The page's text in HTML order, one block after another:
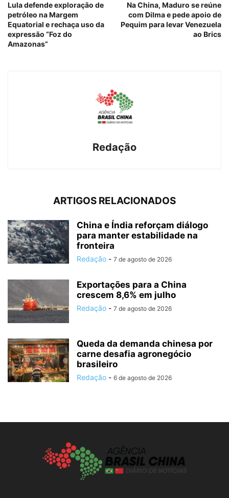
Lula defende exploração de
petróleo na Margem
Equatorial e rechaça uso da
expressão “Foz do
Amazonas”
Na China, Maduro se reúne
com Dilma e pede apoio de
Pequim para levar Venezuela
ao Brics
Redação
ARTIGOS RELACIONADOS
China e Índia reforçam diálogo
para manter estabilidade na
fronteira
Redação - 7 de agosto de 2026
Exportações para a China
crescem 8,6% em julho
Redação - 7 de agosto de 2026
Queda da demanda chinesa por
carne desafia agronegócio
brasileiro
Redação - 6 de agosto de 2026